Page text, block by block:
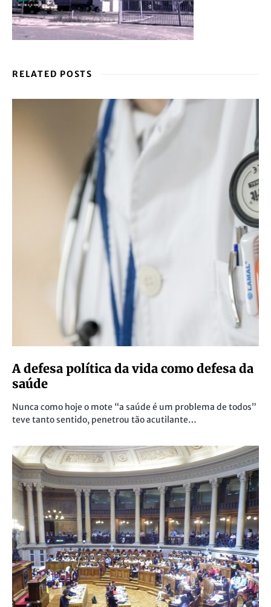
RELATED POSTS
A defesa política da vida como defesa da
saúde
Nunca como hoje o mote “a saúde é um problema de todos”
teve tanto sentido, penetrou tão acutilante…